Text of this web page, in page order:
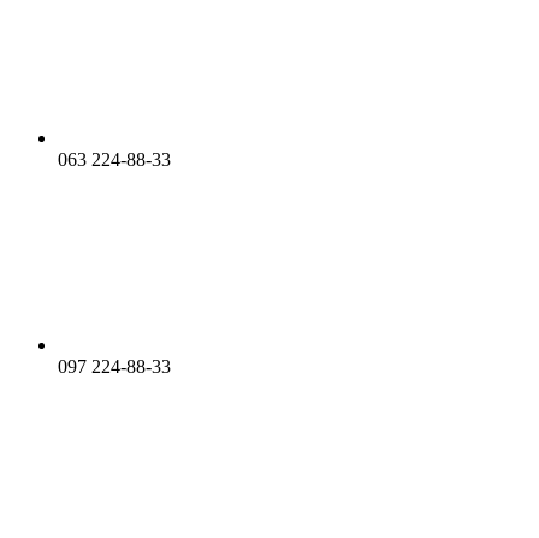
063 224-88-33
097 224-88-33